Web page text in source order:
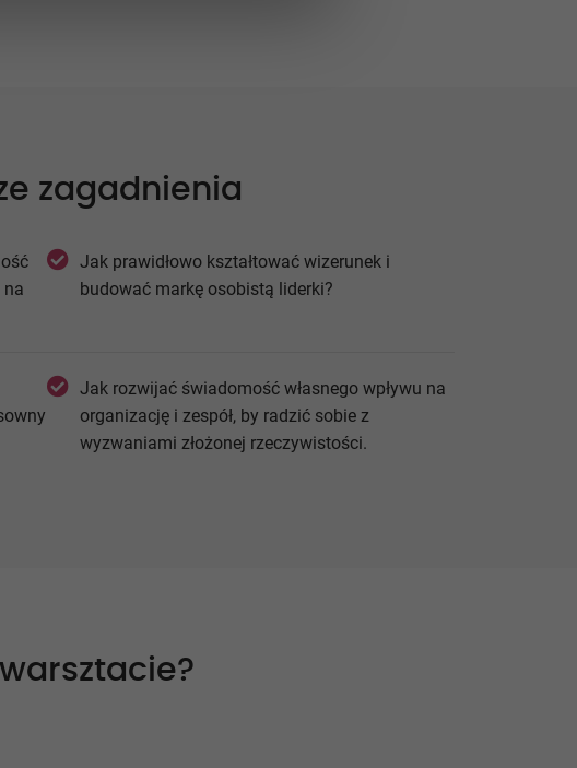
zagadnienia
na
Jak prawidłowo kształtować wizerunek i
budować markę osobistą liderki?
Jak rozwijać świadomość własnego wpływu na
organizację i zespół, by radzić sobie z
wyzwaniami złożonej rzeczywistości.